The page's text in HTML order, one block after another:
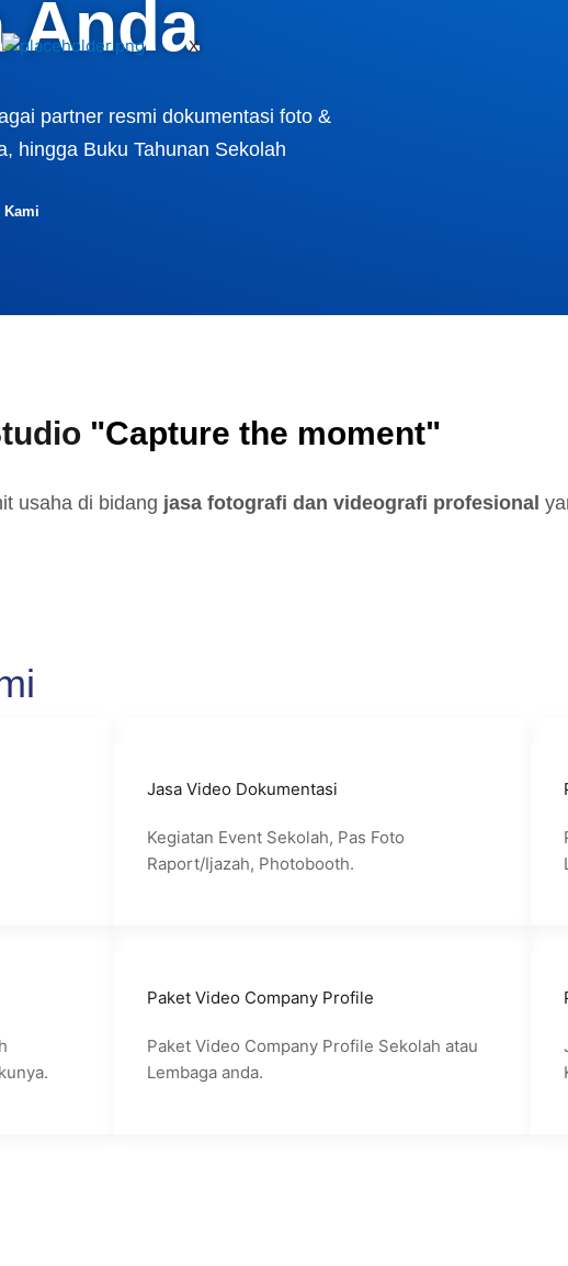
X
Anda
partner resmi dokumentasi foto &
hingga Buku Tahunan Sekolah
Kami
"Capture the moment"
usaha di bidang jasa fotografi dan videografi profesional
Jasa Video Dokumentasi
Kegiatan Event Sekolah, Pas Foto
Raport/Ijazah, Photobooth.
Paket Video Company Profile
Paket Video Company Profile Sekolah atau
Lembaga anda.